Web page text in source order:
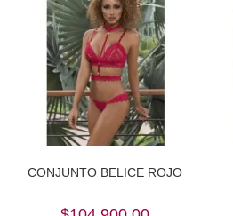
CONJUNTO BELICE ROJO